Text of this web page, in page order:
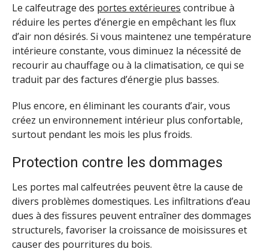
Le calfeutrage des portes extérieures contribue à
réduire les pertes d’énergie en empêchant les flux
d’air non désirés. Si vous maintenez une température
intérieure constante, vous diminuez la nécessité de
recourir au chauffage ou à la climatisation, ce qui se
traduit par des factures d’énergie plus basses.
Plus encore, en éliminant les courants d’air, vous
créez un environnement intérieur plus confortable,
surtout pendant les mois les plus froids.
Protection contre les dommages
Les portes mal calfeutrées peuvent être la cause de
divers problèmes domestiques. Les infiltrations d’eau
dues à des fissures peuvent entraîner des dommages
structurels, favoriser la croissance de moisissures et
causer des pourritures du bois.